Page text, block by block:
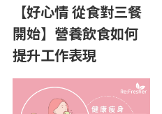
【好心情 從食對三餐
開始】營養飲食如何
提升工作表現